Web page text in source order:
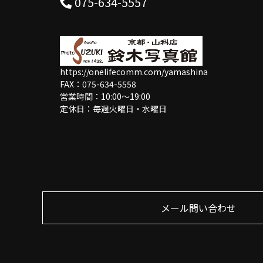
https://onelifecomm.com/yamashina
FAX：075-634-5558
営業時間：10:00〜19:00
定休日：毎週火曜日・水曜日
メール問い合わせ